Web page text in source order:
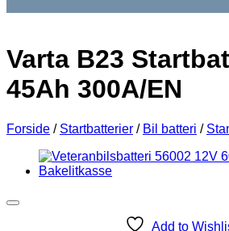
Varta B23
45Ah 300A/EN
Forside / Startbatterier / Bil batteri /
Add to